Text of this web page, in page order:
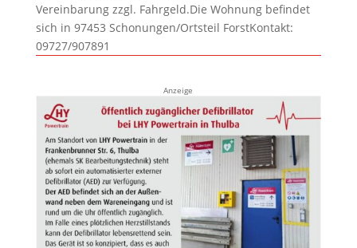
Vereinbarung zzgl. Fahrgeld.Die Wohnung befindet
sich in 97453 Schonungen/Ortsteil ForstKontakt:
09727/907891
Anzeige